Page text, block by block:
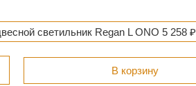
светильник Regan L ONO 5 258 ₽